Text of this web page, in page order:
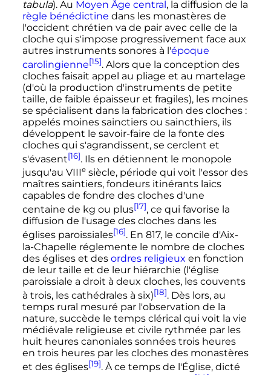
tabula). Au Moyen Âge central , la diffusion de la
règle bénédictine dans les monastères de
l'occident chrétien va de pair avec celle de la
cloche qui s'impose progressivement face aux
autres instruments sonores à l'époque
carolingienne[15]. Alors que la conception des
cloches faisait appel au pliage et au martelage
(d'où la production d'instruments de petite
taille, de faible épaisseur et fragiles), les moines
se spécialisent dans la fabrication des cloches :
appelés moines sainctiers ou saincthiers, ils
développent le savoir-faire de la fonte des
cloches qui s'agrandissent, se cerclent et
s'évasent[16]. Ils en détiennent le monopole
jusqu'au VIIIe siècle, période qui voit l'essor des
maîtres saintiers, fondeurs itinérants laïcs
capables de fondre des cloches d'une
centaine de kg ou plus[17], ce qui favorise la
diffusion de l'usage des cloches dans les
églises paroissiales[16]. En 817, le concile d'Aix-
la-Chapelle réglemente le nombre de cloches
des églises et des ordres religieux en fonction
de leur taille et de leur hiérarchie (l'église
paroissiale a droit à deux cloches, les couvents
à trois, les cathédrales à six)[18]. Dès lors, au
temps rural mesuré par l'observation de la
nature, succède le temps clérical qui voit la vie
médiévale religieuse et civile rythmée par les
huit heures canoniales sonnées trois heures
en trois heures par les cloches des monastères
et des églises[19]. À ce temps de l'Église, dicté